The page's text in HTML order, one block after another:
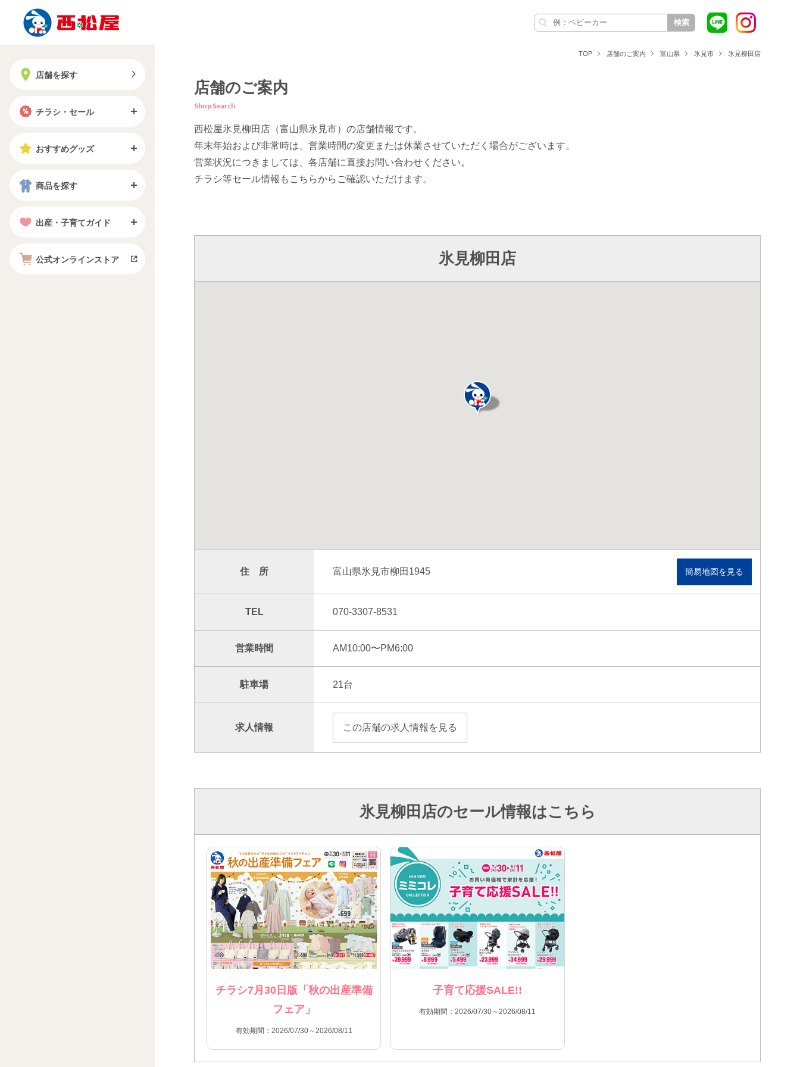
検索
店舗を探す
チラシ・セール
おすすめグッズ
商品を探す
出産・子育てガイド
公式オンラインストア
TOP 店舗のご案内 富山県 氷見市 氷見柳田店
店舗のご案内
Shop Search
西松屋氷見柳田店（富山県氷見市）の店舗情報です。
年末年始および非常時は、営業時間の変更または休業させていただく場合がございます。
営業状況につきましては、各店舗に直接お問い合わせください。
チラシ等セール情報もこちらからご確認いただけます。
氷見柳田店
住 所 富山県氷見市柳田1945 簡易地図を見る
TEL 070-3307-8531
営業時間 AM10:00〜PM6:00
駐車場 21台
求人情報 この店舗の求人情報を見る
氷見柳田店のセール情報はこちら
チラシ7月30日版「秋の出産準備
フェア」
有効期間：2026/07/30～2026/08/11
子育て応援SALE!!
有効期間：2026/07/30～2026/08/11